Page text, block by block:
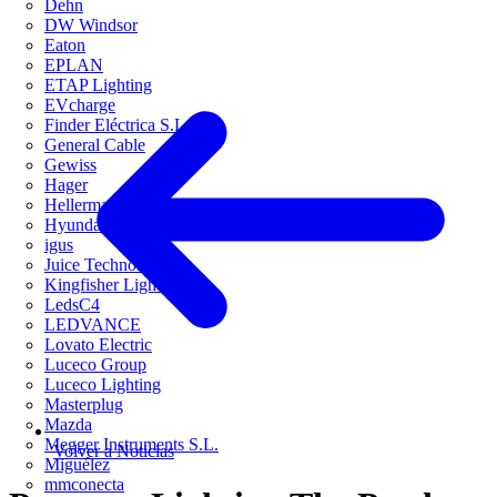
Dehn
DW Windsor
Eaton
EPLAN
ETAP Lighting
EVcharge
Finder Eléctrica S.L.U
General Cable
Gewiss
Hager
HellermannTyton
Hyundai Electric
igus
Juice Technology
Kingfisher Lighting
LedsC4
LEDVANCE
Lovato Electric
Luceco Group
Luceco Lighting
Masterplug
Mazda
Megger Instruments S.L.
Miguélez
mmconecta
Volver a Noticias